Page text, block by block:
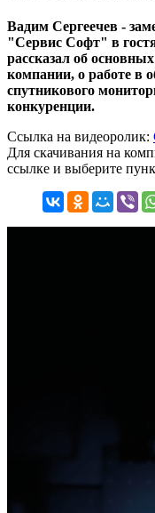
Вадим Сергеечев -
"Сервис Софт" в
рассказал об
компании, о работе в
спутникового
конкуренции.
Ссылка на видеоролик:
Для скачивания на
ссылке и выберите